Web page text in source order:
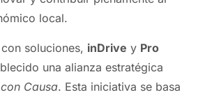
local.
soluciones, inDrive y Pro
una alianza estratégica
Causa. Esta iniciativa se basa